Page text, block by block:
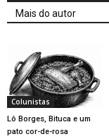
Mais do autor
Colunistas
Lô Borges, Bituca e um
pato cor-de-rosa